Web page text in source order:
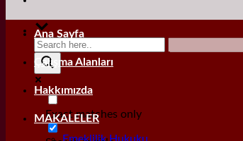
Exact matches only
Ana Sayfa
Çalışma Alanları
Hakkımızda
MAKALELER